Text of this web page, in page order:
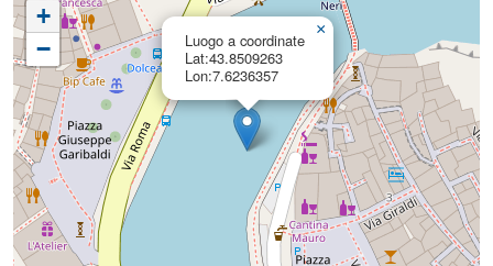
Luogo a coordinate
Lat:43.8509263
Lon:7.6236357
×
+
−